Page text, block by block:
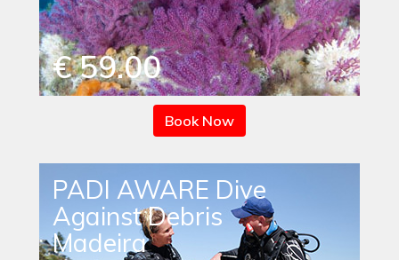
€ 59.00
Book Now
PADI AWARE Dive
Against Debris
Madeira